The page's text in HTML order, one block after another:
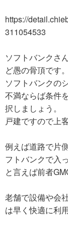
https://
311054533
ソフトバンクさ
ど愚の骨頂です。
ソフトバンクの
不満ならば条件
択しましょう。
戸建ですので上
例えば道路で片
フトバンクで入
と言えば前者
老舗で設備や会
は早く快適に利